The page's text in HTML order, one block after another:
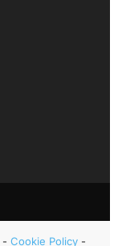
- Cookie Policy -